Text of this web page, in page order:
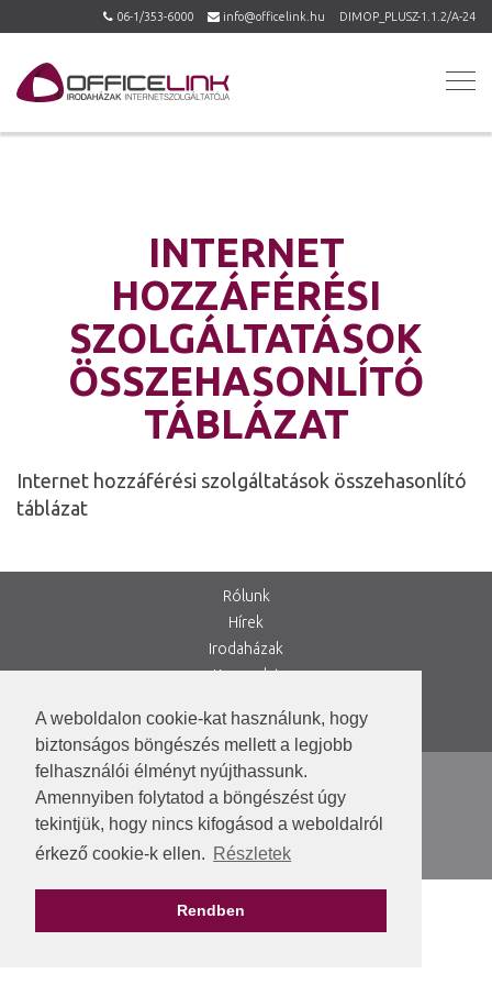
A weboldalon cookie-kat használunk, hogy
biztonságos böngészés mellett a legjobb
felhasználói élményt nyújthassunk.
Amennyiben folytatod a böngészést úgy
tekintjük, hogy nincs kifogásod a weboldalról
érkező cookie-k ellen. Részletek
Rendben
06-1/353-6000 info@officelink.hu DIMOP_PLUSZ-1.1.2/A-24
INTERNET
HOZZÁFÉRÉSI
SZOLGÁLTATÁSOK
ÖSSZEHASONLÍTÓ
TÁBLÁZAT
Internet hozzáférési szolgáltatások összehasonlító
táblázat
Rólunk
Hírek
Irodaházak
Kapcsolat
DIMOP_PLUSZ-1.1.2/A-24
ÁSZF
Dokumentumok
Kiskorúak védelme
Adatkezelési Tájékoztató